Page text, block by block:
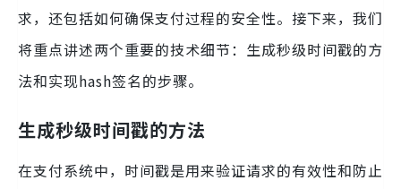
求，还包括如何确保支付过程的安全性。接下来，我们
将重点讲述两个重要的技术细节：生成秒级时间戳的方
法和实现hash签名的步骤。
生成秒级时间戳的方法
在支付系统中，时间戳是用来验证请求的有效性和防止